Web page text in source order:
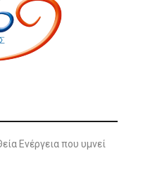
Ενέργεια που υμνεί